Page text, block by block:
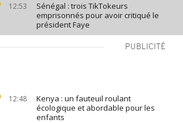
12:53
Sénégal : trois TikTokeurs
emprisonnés pour avoir critiqué le
président Faye
PUBLICITÉ
12:48
Kenya : un fauteuil roulant
écologique et abordable pour les
enfants